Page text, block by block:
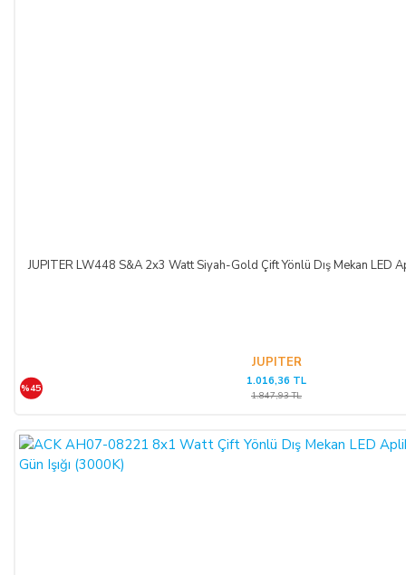
JUPITER LW448 S&A 2x3 Watt Siyah-Gold Çift Yönlü Dış Mekan LED
JUPITER
%45
1.016,36 TL
1.847,93 TL